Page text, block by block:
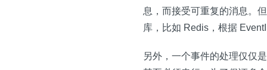
息，而接受可重复的消息。
库，比如 Redis，根据
另外，一个事件的处理仅仅